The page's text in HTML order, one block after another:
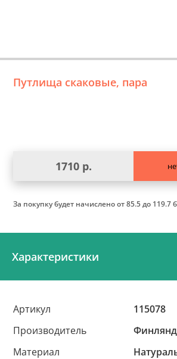
Путлища скаковые, пара
1710 р.
За покупку будет начисленоот 85.5 до 119.7
Характеристики
Артикул
115078
Производитель
Материал